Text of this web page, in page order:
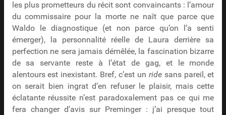
les plus prometteurs du récit sont convaincants : l’amour
du commissaire pour la morte ne naît que parce que
Waldo le diagnostique (et non parce qu’on l’a senti
émerger), la personnalité réelle de Laura derrière sa
perfection ne sera jamais démêlée, la fascination bizarre
de sa servante reste à l’état de gag, et le monde
alentours est inexistant. Bref, c’est un ridesans pareil, et
on serait bien ingrat d’en refuser le plaisir, mais cette
éclatante réussite n’est paradoxalement pas ce qui me
fera changer d’avis sur Preminger : j’ai presque tout